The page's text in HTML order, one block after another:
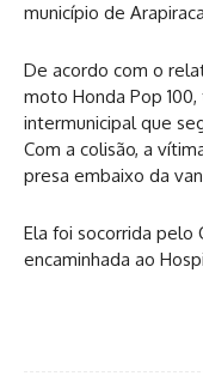
município de
De acordo com o
moto Honda Pop
intermunicipal que
Com a colisão, a
presa embaixo da
Ela foi socorrida pelo
encaminhada ao